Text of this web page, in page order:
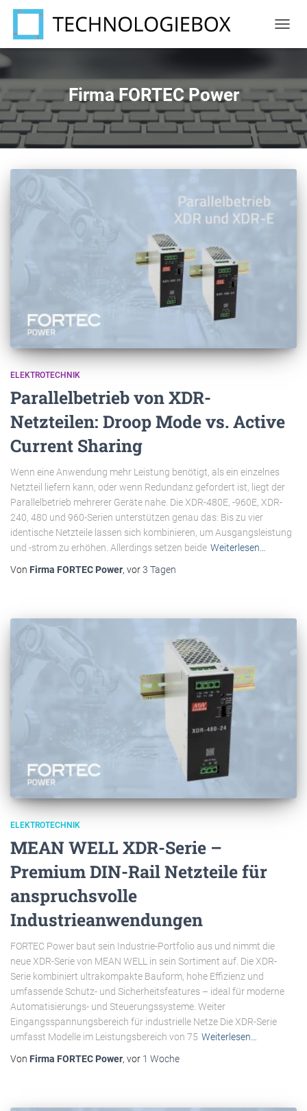
Firma FORTEC Power
ELEKTROTECHNIK
Parallelbetrieb von XDR-
Netzteilen: Droop Mode vs. Active
Current Sharing
Wenn eine Anwendung mehr Leistung benötigt, als ein einzelnes
Netzteil liefern kann, oder wenn Redundanz gefordert ist, liegt der
Parallelbetrieb mehrerer Geräte nahe. Die XDR-480E, -960E, XDR-
240, 480 und 960-Serien unterstützen genau das: Bis zu vier
identische Netzteile lassen sich kombinieren, um Ausgangsleistung
und -strom zu erhöhen. Allerdings setzen beide Weiterlesen…
Von Firma FORTEC Power, vor3 Tagen
ELEKTROTECHNIK
MEAN WELL XDR-Serie –
Premium DIN-Rail Netzteile für
anspruchsvolle
Industrieanwendungen
FORTEC Power baut sein Industrie-Portfolio aus und nimmt die
neue XDR-Serie von MEAN WELL in sein Sortiment auf. Die XDR-
Serie kombiniert ultrakompakte Bauform, hohe Effizienz und
umfassende Schutz- und Sicherheitsfeatures – ideal für moderne
Automatisierungs- und Steuerungssysteme. Weiter
Eingangsspannungsbereich für industrielle Netze Die XDR-Serie
umfasst Modelle im Leistungsbereich von 75 Weiterlesen…
Von Firma FORTEC Power, vor 1 Woche